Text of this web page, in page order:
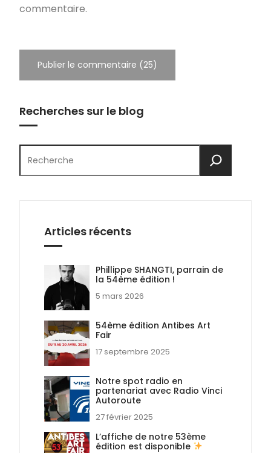
commentaire.
Recherches sur le blog
Articles récents
Phillippe SHANGTI, parrain de
la 54ème édition !
5 mars 2026
54ème édition Antibes Art
Fair
17 septembre 2025
Notre spot radio en
partenariat avec Radio Vinci
Autoroute
27 février 2025
L’affiche de notre 53ème
édition est disponible